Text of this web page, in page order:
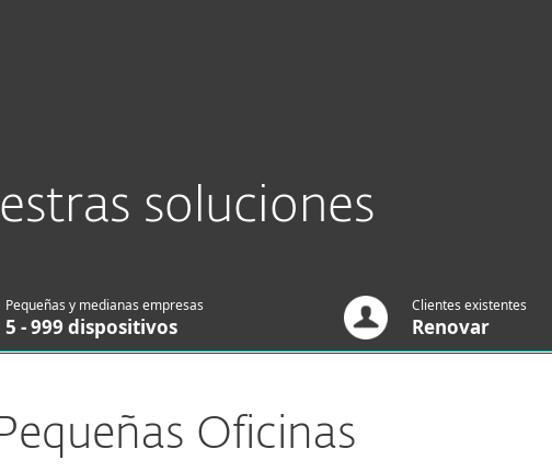
soluciones
Pequeñas y medianas empresas
5 - 999 dispositivos
Clientes existentes
Renovar
Oficinas